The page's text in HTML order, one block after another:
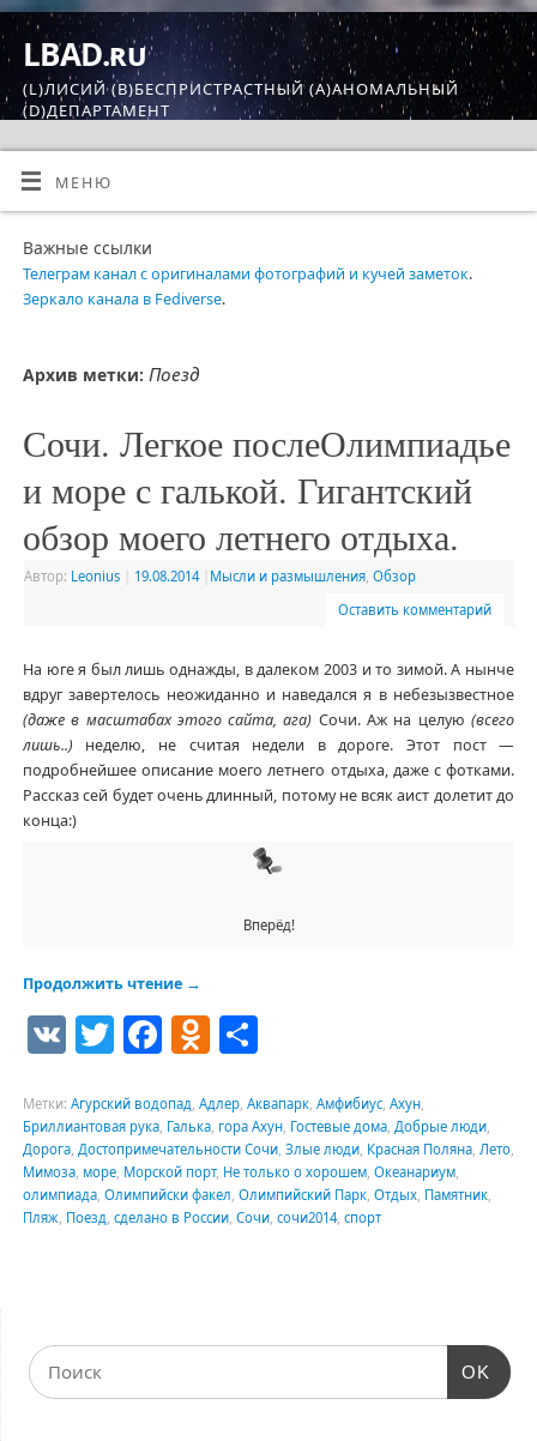
LBAD.ru
(L)ЛИСИЙ (B)БЕСПРИСТРАСТНЫЙ (A)АНОМАЛЬНЫЙ
(D)ДЕПАРТАМЕНТ
МЕНЮ
Важные ссылки
Телеграм канал с оригиналами фотографий и кучей заметок.
Зеркало канала в Fediverse.
Архив метки: Поезд
Сочи. Легкое послеОлимпиадье
и море с галькой. Гигантский
обзор моего летнего отдыха.
Автор: Leonius 19.08.2014 Мысли и размышления, Обзор
Оставить комментарий
На юге я был лишь однажды, в далеком 2003 и то зимой. А нынче
вдруг завертелось неожиданно и наведался я в небезызвестное
(даже в масштабах этого сайта, ага) Сочи. Аж на целую(всего
лишь..) неделю, не считая недели в дороге. Этот пост —
подробнейшее описание моего летнего отдыха, даже с фотками.
Рассказ сей будет очень длинный, потому не всяк аист долетит до
конца:)
Вперёд!
Продолжить чтение →
VKTwitter
Facebook
Odnoklassniki
Отправить
Метки: Агурский водопад, Адлер, Аквапарк, Амфибиус, Ахун,
Бриллиантовая рука, Галька, гора Ахун, Гостевые дома, Добрые люди,
Дорога, Достопримечательности Сочи, Злые люди, Красная Поляна, Лето,
Мимоза, море, Морской порт, Не только о хорошем, Океанариум,
олимпиада, Олимпийски факел, Олимпийский Парк, Отдых, Памятник,
Пляж, Поезд, сделано в России, Сочи, сочи2014, спорт
OK